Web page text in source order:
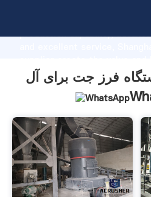
production capability,
customers.